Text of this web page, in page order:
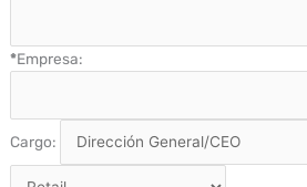
*Empresa:
Cargo: